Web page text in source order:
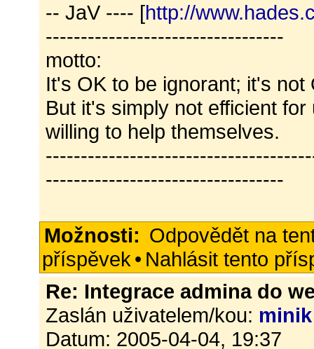
-- JaV ---- [http://
----------------------------------
motto:
It's OK to be ignorant; it's not
But it's simply not efficient
willing to help themselves.
----------------------------------
Možnosti: Odpovědět na
příspěvek • Nahlásit tento
Re: Integrace admina do
Zaslán uživatelem/kou: minik
Datum: 2005-04-04, 19:37